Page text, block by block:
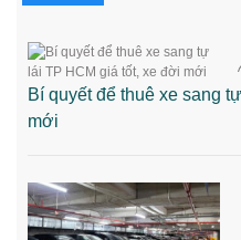
Bí quyết để thuê xe sang
mới